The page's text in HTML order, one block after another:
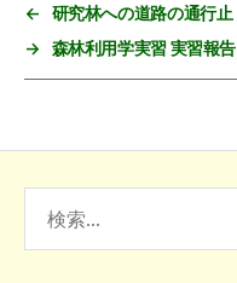
←
研究林への道路の通行止
→
森林利用学実習 実習報告
対